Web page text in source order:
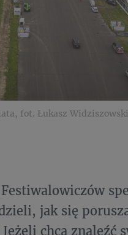
fot. Łukasz Widziszowski
jak się
chcą znaleźć